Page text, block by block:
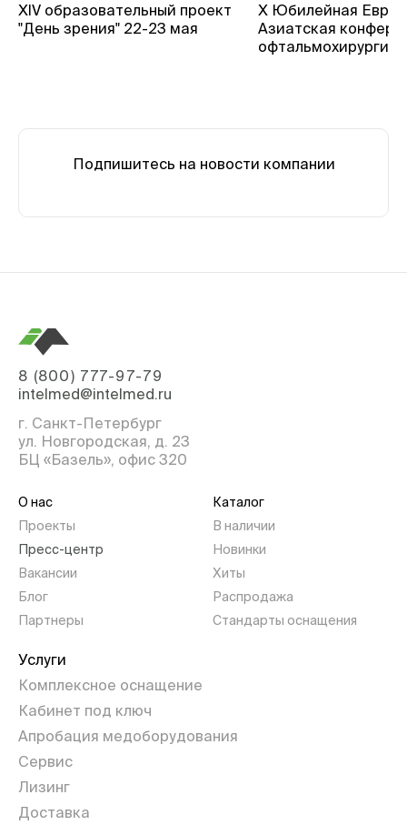
ХIV образовательный проект
"День зрения" 22-23 мая
Х Юбилейная Евро-
Азиатская
офтальмохирургии
Подпишитесь на новости компании
8 (800) 777-97-79
intelmed@intelmed.ru
г. Санкт-Петербург
ул. Новгородская, д. 23
БЦ «Базель», офис 320
О нас
Проекты
Пресс-центр
Вакансии
Блог
Партнеры
Каталог
В наличии
Новинки
Хиты
Распродажа
Стандарты оснащения
Услуги
Комплексное оснащение
Кабинет под ключ
Апробация медоборудования
Сервис
Лизинг
Доставка